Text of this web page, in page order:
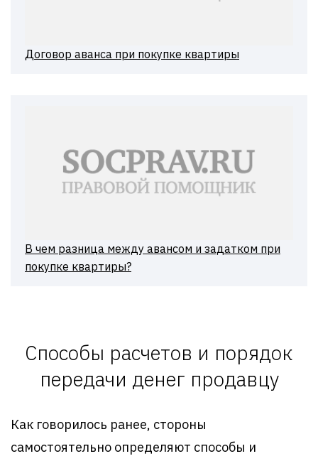
Договор аванса при покупке квартиры
В чем разница между авансом и задатком при
покупке квартиры?
Способы расчетов и порядок
передачи денег продавцу
Как говорилось ранее, стороны
самостоятельно определяют способы и